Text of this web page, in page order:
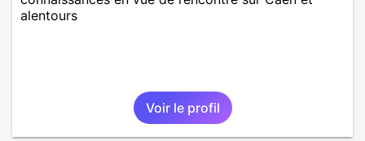
alentours
Voir le profil